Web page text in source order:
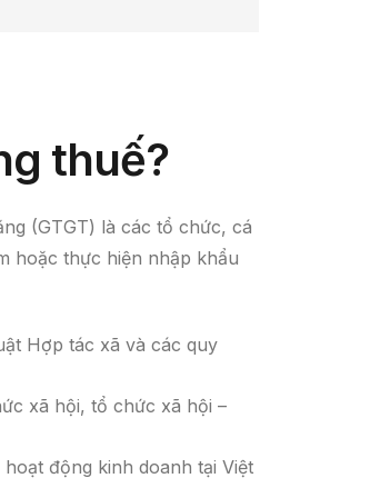
thuế?
(GTGT) là các tổ chức, cá
hoặc thực hiện nhập khẩu
Hợp tác xã và các quy
xã hội, tổ chức xã hội –
động kinh doanh tại Việt